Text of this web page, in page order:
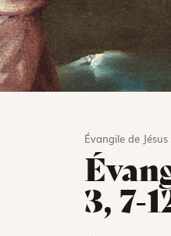
Évangile de
3, 7-